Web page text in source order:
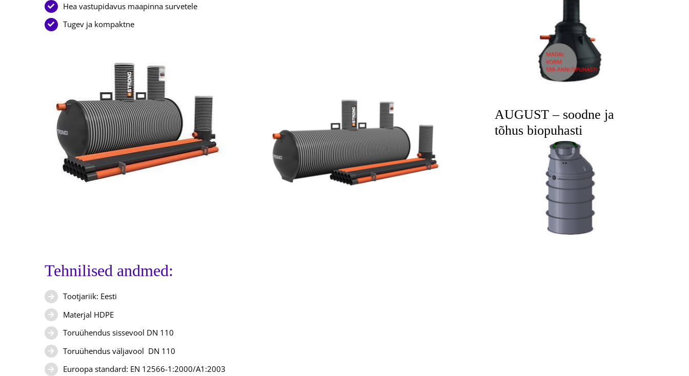
Hea vastupidavus maapinna survetele
Tugev ja kompaktne
Tehnilised andmed:
Tootjariik: Eesti
Materjal HDPE
Toruühendus sissevool DN 110
Toruühendus väljavool DN 110
Euroopa standard: EN 12566-1:2000/A1:2003
AUGUST – soodne ja
tõhus biopuhasti